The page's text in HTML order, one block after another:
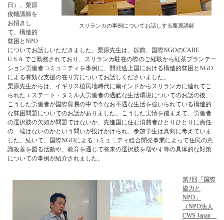
スリランカの事例についてお話しする栗原講師
日）、栗原
俊輔講師を
お招きし
て、構造的
貧困とNPO
についてお話しいただきました。栗原先生は、以前、国際NGOのCARE
U.S.A.でご勤務されており、スリランカ駐在の際のご経験から紅茶プランテー
ション労働者コミュニティを事例に、開発途上国における構造的貧困とNGO
による有効な支援の在り方についてお話しくださいました。
栗原先生からは、イギリス植民地時代に南インドからスリランカに連れてこ
られたエステート・タミル人労働者の過酷な生活環境についてのお話の後、
こうした労働者が国際貿易の中で今なお不遇な生活を強いられている構造的
な貧困問題についてのお話がありました。こうした実情を踏まえて、労働者
の選択肢の欠如が問題ではないか、先進国に住む消費者ひとりひとりに責任
の一端はないのかという問いが投げかけられ、参加学生は真剣に考えていま
した。続いて、国際NGOによるコミュニティ総合開発事業によって住民の意
識改善を図る活動や、教育を通じて将来の選択肢を増やす等の具体的な対策
についての事例が紹介されました。
第2回「国際
協力と
NPO」
（NPO法人
CWS Japan